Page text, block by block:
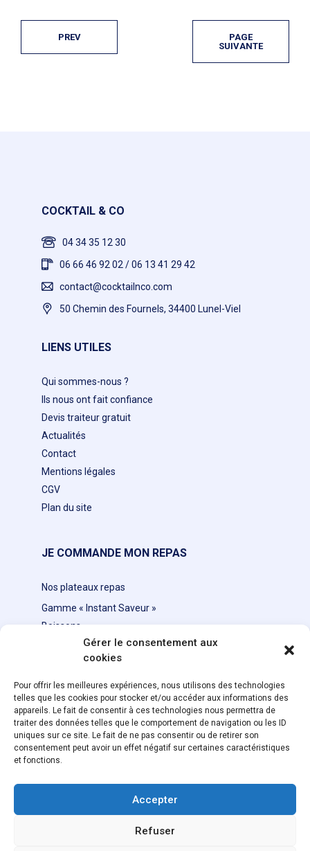
Gérer le consentement aux
cookies
Pour offrir les meilleures expériences, nous utilisons des technologies
telles que les cookies pour stocker et/ou accéder aux informations des
appareils. Le fait de consentir à ces technologies nous permettra de
traiter des données telles que le comportement de navigation ou les ID
uniques sur ce site. Le fait de ne pas consentir ou de retirer son
consentement peut avoir un effet négatif sur certaines caractéristiques
et fonctions.
Accepter
Refuser
PREV
PAGE
SUIVANTE
COCKTAIL & CO
04 34 35 12 30
06 66 46 92 02 / 06 13 41 29 42
contact@cocktailnco.com
50 Chemin des Fournels, 34400 Lunel-Viel
LIENS UTILES
Qui sommes-nous ?
Ils nous ont fait confiance
Devis traiteur gratuit
Actualités
Contact
Mentions légales
CGV
Plan du site
JE COMMANDE MON REPAS
Nos plateaux repas
Gamme « Instant Saveur »
Boissons
SUIVEZ-NOUS